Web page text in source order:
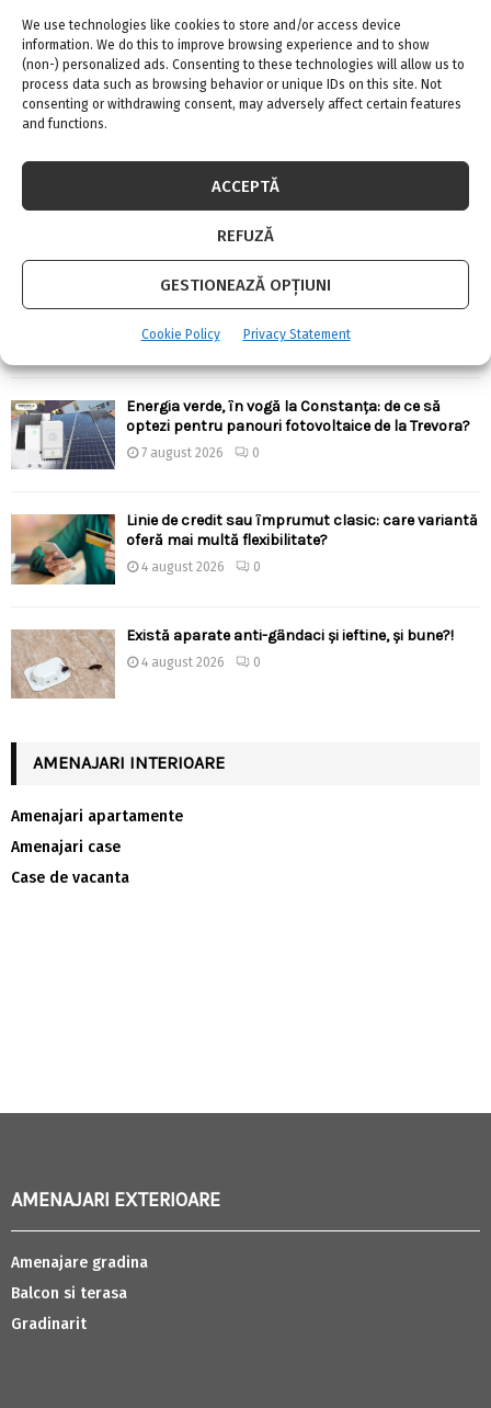
We use technologies like cookies to store and/or access device
information. We do this to improve browsing experience and to show
(non-) personalized ads. Consenting to these technologies will allow us to
process data such as browsing behavior or unique IDs on this site. Not
consenting or withdrawing consent, may adversely affect certain features
and functions.
ACCEPTĂ
REFUZĂ
GESTIONEAZĂ OPȚIUNI
Cookie Policy Privacy Statement
ARTICOLE RECENTE
Confort termic pe timpul verii cu soluțiile de
climatizare de la Casa Instalatorului
Top 5 meserii în domeniul construcțiilor
Energia verde, în vogă la Constanța: de ce să
optezi pentru panouri fotovoltaice de la Trevora?
7 august 2026 0
Linie de credit sau împrumut clasic: care variantă
oferă mai multă flexibilitate?
4 august 2026 0
Există aparate anti-gândaci și ieftine, și bune?!
4 august 2026 0
AMENAJARI INTERIOARE
Amenajari apartamente
Amenajari case
Case de vacanta
AMENAJARI EXTERIOARE
Amenajare gradina
Balcon si terasa
Gradinarit